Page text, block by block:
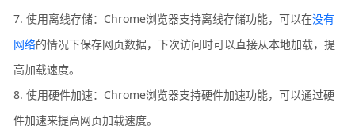
7. 使用离线存储：Chrome浏览器支持离线存储功能，可以在没有
网络的情况下保存网页数据，下次访问时可以直接从本地加载，提
高加载速度。
8. 使用硬件加速：Chrome浏览器支持硬件加速功能，可以通过硬
件加速来提高网页加载速度。